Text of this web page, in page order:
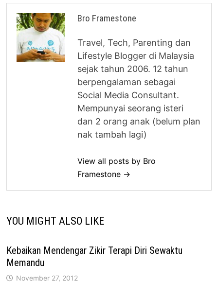
Bro Framestone
Travel, Tech, Parenting dan
Lifestyle Blogger di Malaysia
sejak tahun 2006. 12 tahun
berpengalaman sebagai
Social Media Consultant.
Mempunyai seorang isteri
dan 2 orang anak (belum plan
nak tambah lagi)
View all posts by Bro
Framestone →
YOU MIGHT ALSO LIKE
Kebaikan Mendengar Zikir Terapi Diri Sewaktu
Memandu
November 27, 2012